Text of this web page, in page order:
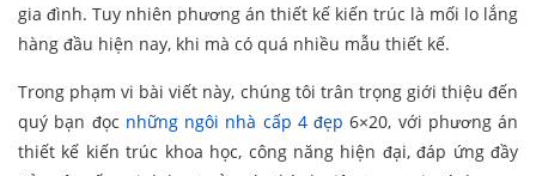
gia đình. Tuy nhiên phương án thiết kế kiến trúc là mối lo lắng
hàng đầu hiện nay, khi mà có quá nhiều mẫu thiết kế.
Trong phạm vi bài viết này, chúng tôi trân trọng giới thiệu đến
quý bạn đọc những ngôi nhà cấp 4 đẹp 6×20, với phương án
thiết kế kiến trúc khoa học, công năng hiện đại, đáp ứng đầy